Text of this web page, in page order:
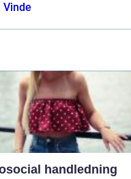
Vinde
handledning